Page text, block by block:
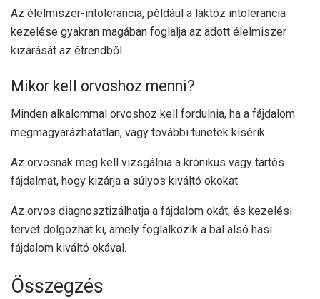
Az élelmiszer-intolerancia, például a laktóz intolerancia
kezelése gyakran magában foglalja az adott élelmiszer
kizárását az étrendből.
Mikor kell orvoshoz menni?
Minden alkalommal orvoshoz kell fordulnia, ha a fájdalom
megmagyarázhatatlan, vagy további tünetek kísérik.
Az orvosnak meg kell vizsgálnia a krónikus vagy tartós
fájdalmat, hogy kizárja a súlyos kiváltó okokat.
Az orvos diagnosztizálhatja a fájdalom okát, és kezelési
tervet dolgozhat ki, amely foglalkozik a bal alsó hasi
fájdalom kiváltó okával.
Összegzés